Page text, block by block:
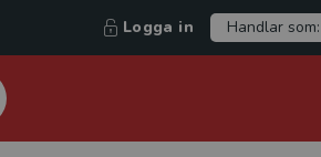
Logga in Handlar som: